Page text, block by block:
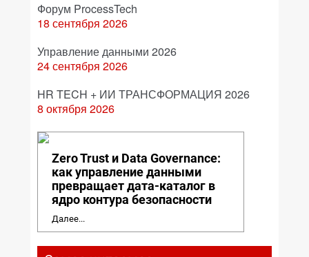
Форум ProcessTech
18 сентября 2026
Управление данными 2026
24 сентября 2026
HR TECH + ИИ ТРАНСФОРМАЦИЯ 2026
8 октября 2026
Zero Trust и Data Governance:
как управление данными
превращает дата-каталог в
ядро контура безопасности
Далее...